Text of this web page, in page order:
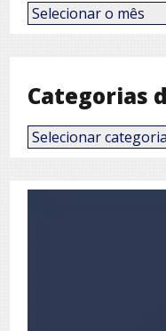
Posts
por
Categorias
Categorias
de